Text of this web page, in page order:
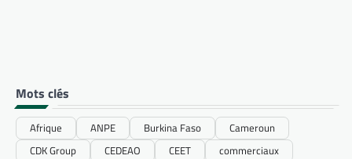
Mots clés
Afrique ANPE Burkina Faso
Cameroun
CDK Group
CEDEAO CEET
commerciaux